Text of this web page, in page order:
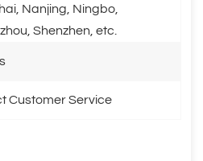
Nanjing, Ningbo,
Shenzhen, etc.
Customer Service